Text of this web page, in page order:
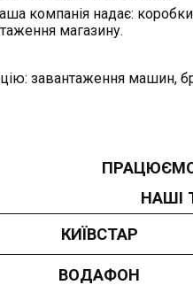
компанія надає:
магазину.
завантаження машин,
НАШІ
КИЇВСТАР
ВОДАФОН